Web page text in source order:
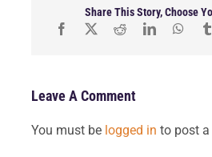
Share This Story, Choose
Leave A Comment
You must be logged in to post